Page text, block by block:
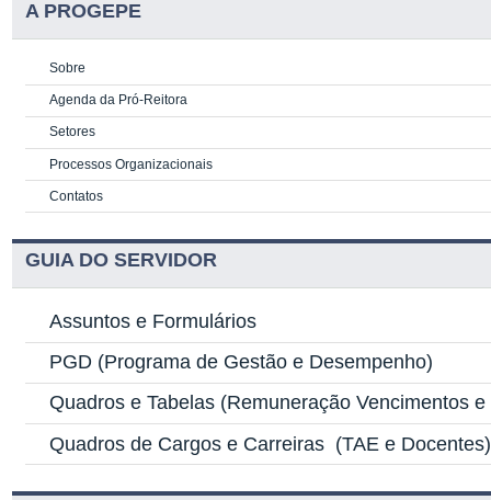
A PROGEPE
Sobre
Agenda da Pró-Reitora
Setores
Processos Organizacionais
Contatos
GUIA DO SERVIDOR
Assuntos e Formulários
PGD (Programa de Gestão e Desempenho)
Quadros e Tabelas (Remuneração Vencimentos
Quadros de Cargos e Carreiras (TAE e Docentes)